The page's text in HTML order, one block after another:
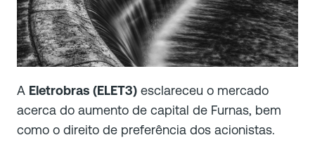
A Eletrobras (ELET3) esclareceu o mercado
acerca do aumento de capital de Furnas, bem
como o direito de preferência dos acionistas.